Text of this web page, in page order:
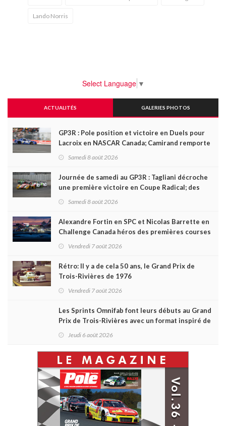
Lando Norris
Select Language ▼
ACTUALITÉS GALERIES PHOTOS
GP3R : Pole position et victoire en Duels pour
Lacroix en NASCAR Canada; Camirand remporte
Samedi 8 août 2026
Journée de samedi au GP3R : Tagliani décroche
une première victoire en Coupe Radical; des
Samedi 8 août 2026
Alexandre Fortin en SPC et Nicolas Barrette en
Challenge Canada héros des premières courses
Vendredi 7 août 2026
Rétro: Il y a de cela 50 ans, le Grand Prix de
Trois-Rivières de 1976
Vendredi 7 août 2026
Les Sprints Omnifab font leurs débuts au Grand
Prix de Trois-Rivières avec un format inspiré de
Jeudi 6 août 2026